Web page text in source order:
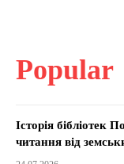
Popular
Історія бібліотек
читання від